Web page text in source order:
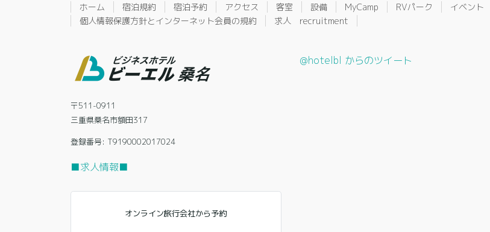
ホーム 宿泊規約 宿泊予約 アクセス 客室 設備 MyCamp RVパーク イベント
個人情報保護方針とインターネット会員の規約
求人 recruitment
〒511-0911
三重県桑名市額田317
登録番号: T9190002017024
■求人情報■
オンライン旅行会社から予約
@hotelbl からのツイート